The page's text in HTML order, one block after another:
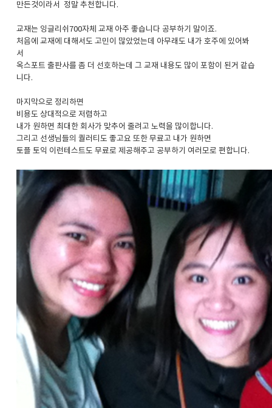
만든것이라서 정말 추천합니다.
교재는 잉글리쉬700자체 교재 아주 좋습니다 공부하기 말이죠.
처음에 교재에 대해서도 고민이 많았었는데 아무래도 내가 호주에 있어봐
서
옥스포트 출판사를 좀 더 선호하는데 그 교재 내용도 많이 포함이 된거 같습
니다.
마지막으로 정리하면
비용도 상대적으로 저렴하고
내가 원하면 최대한 회사가 맞추어 줄려고 노력을 많이합니다.
그리고 선생님들의 퀄러티도 좋고요 또한 무료고 내가 원하면
토플 토익 이런테스트도 무료로 제공해주고 공부하기 여러모로 편합니다.